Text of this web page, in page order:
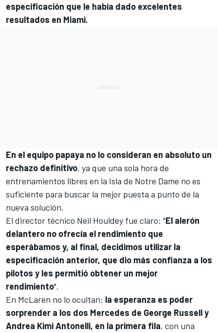
especificación que le había dado excelentes
resultados en Miami.
En el equipo papaya no lo consideran en absoluto un
rechazo definitivo, ya que una sola hora de
entrenamientos libres en la Isla de Notre Dame no es
suficiente para buscar la mejor puesta a punto de la
nueva solución.
El director técnico Neil Houldey fue claro: "El alerón
delantero no ofrecía el rendimiento que
esperábamos y, al final, decidimos utilizar la
especificación anterior, que dio más confianza a los
pilotos y les permitió obtener un mejor
rendimiento".
En McLaren no lo ocultan: la esperanza es poder
sorprender a los dos Mercedes de George Russelly
Andrea Kimi Antonelli, en la primera fila, con una